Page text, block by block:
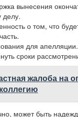
вынесения
делу.
о том, что
для апелляции.
сроки
жалоба на
может быть